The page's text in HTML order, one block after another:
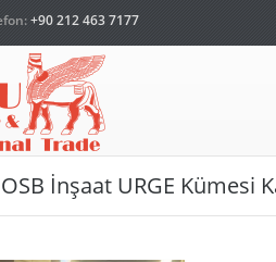
+90 212 463 7177
İnşaat URGE Kümesi